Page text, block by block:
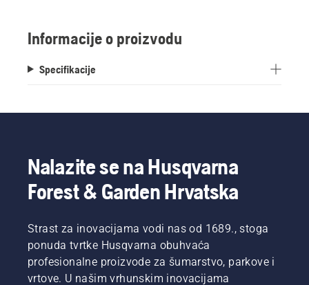
Informacije o proizvodu
Specifikacije
Nalazite se na Husqvarna
Forest & Garden Hrvatska
Strast za inovacijama vodi nas od 1689., stoga
ponuda tvrtke Husqvarna obuhvaća
profesionalne proizvode za šumarstvo, parkove i
vrtove. U našim vrhunskim inovacijama